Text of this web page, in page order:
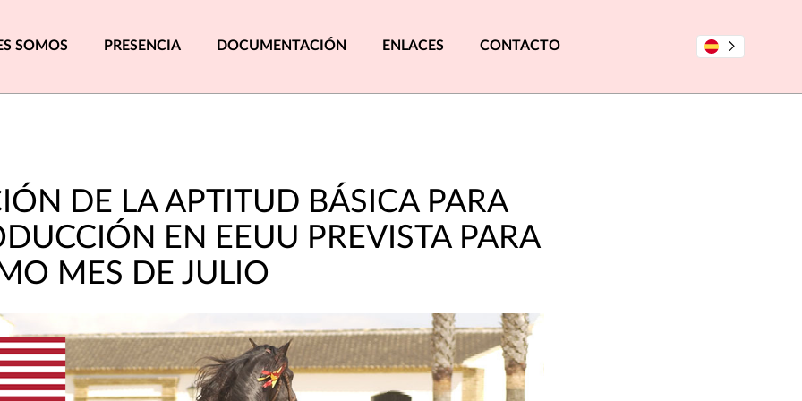
SOMOS PRESENCIA DOCUMENTACIÓN ENLACES CONTACTO
DE LA APTITUD BÁSICA PARA
EN EEUU PREVISTA PARA
MES DE JULIO